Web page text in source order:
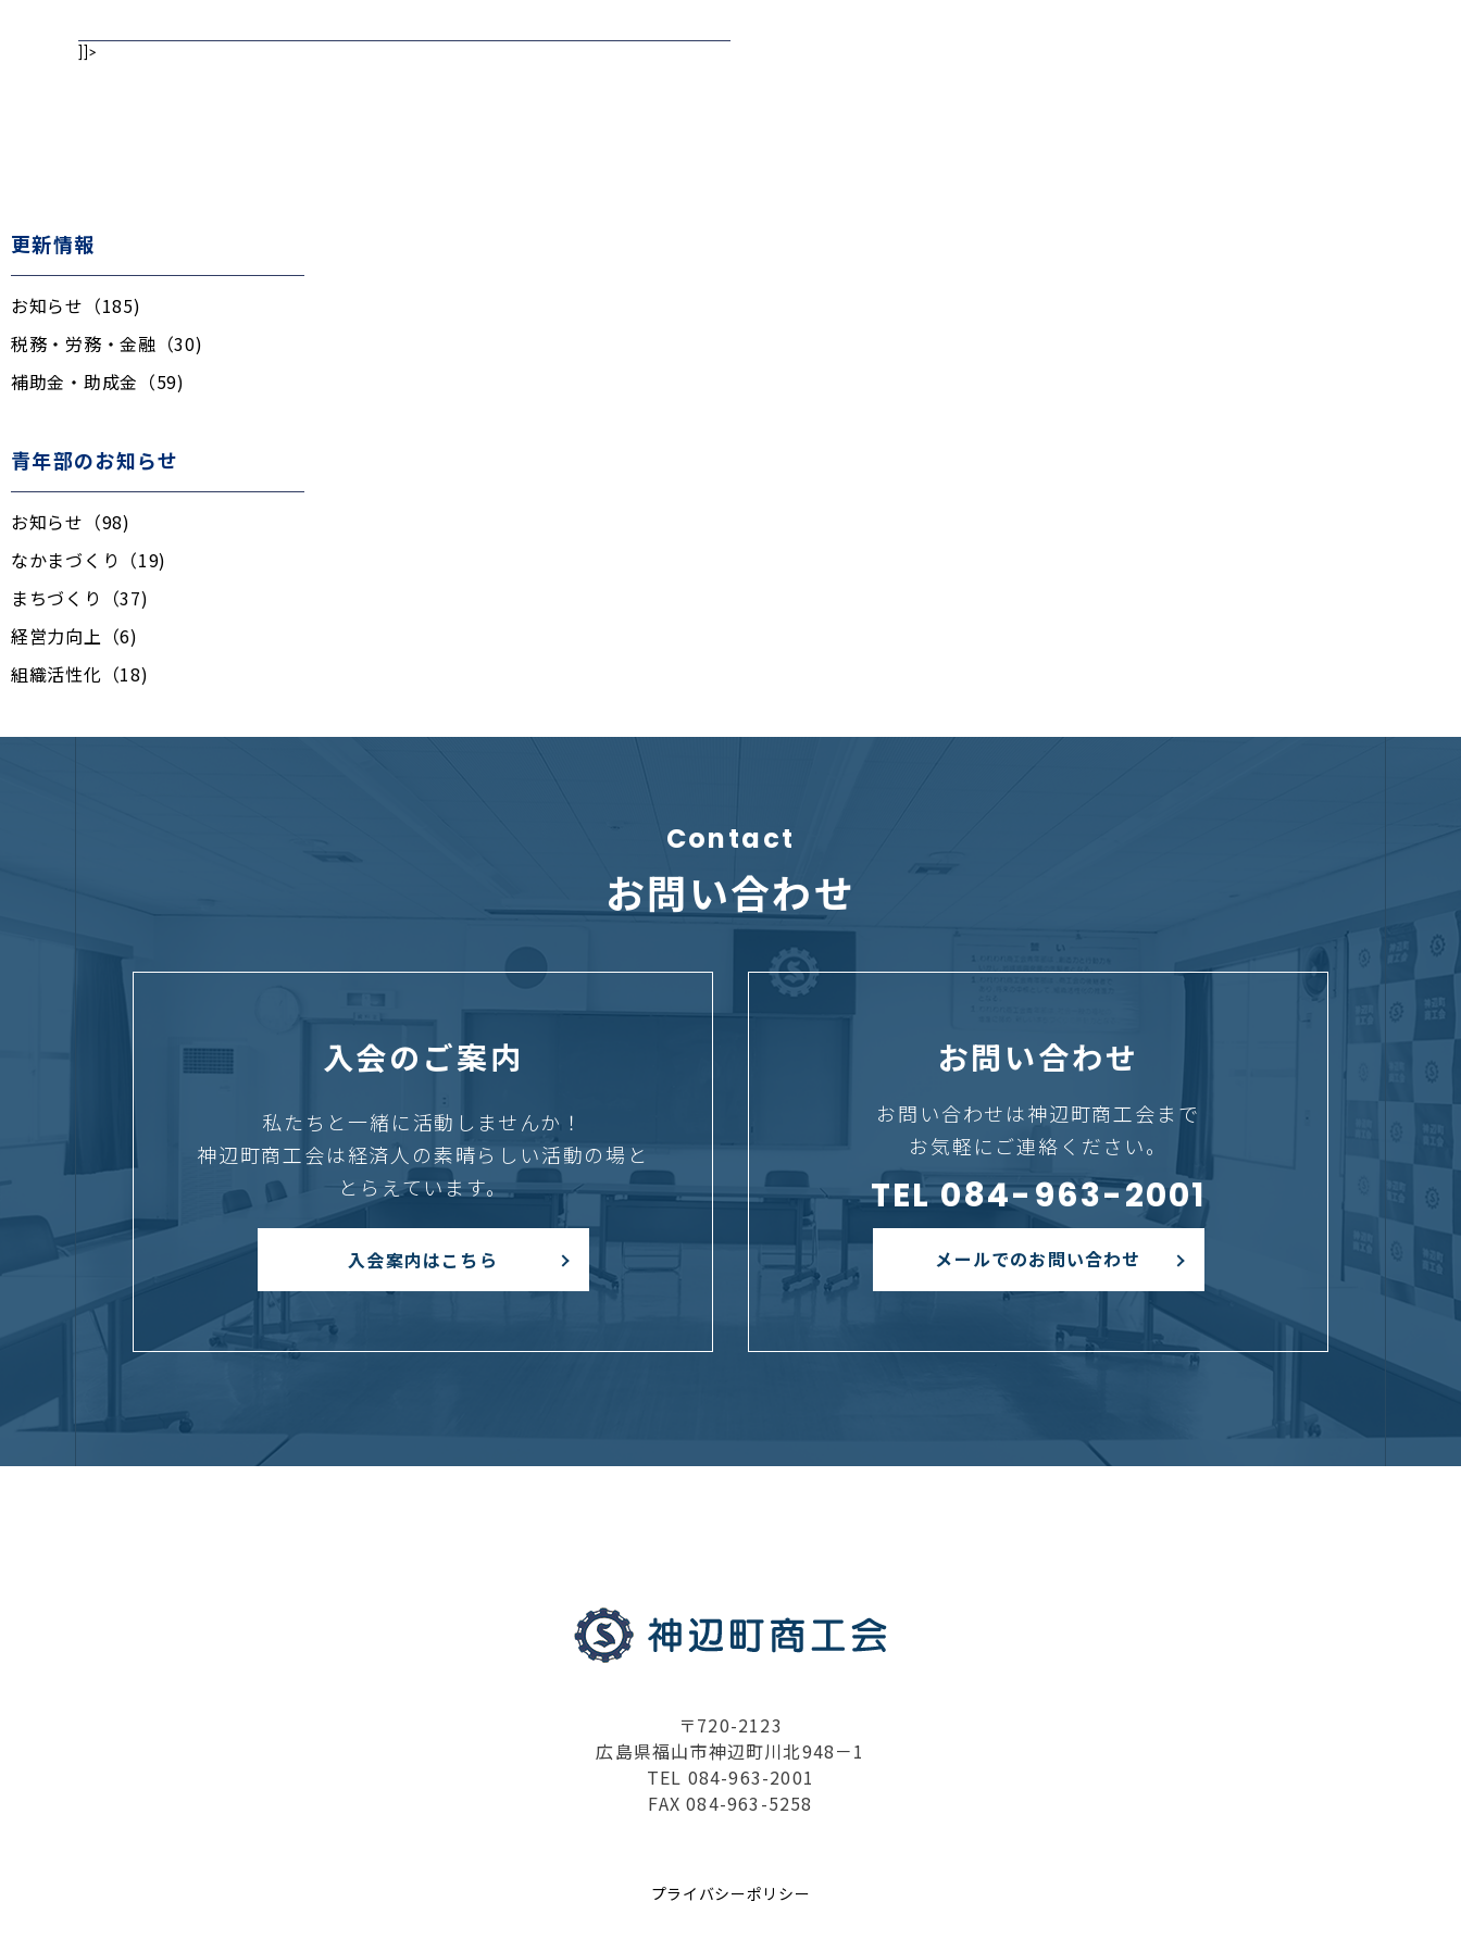
]]>
更新情報
お知らせ（185)
税務・労務・金融（30)
補助金・助成金（59)
青年部のお知らせ
お知らせ（98)
なかまづくり（19)
まちづくり（37)
経営力向上（6)
組織活性化（18)
Contact
お問い合わせ
入会のご案内
私たちと一緒に活動しませんか！
神辺町商工会は経済人の素晴らしい活動の場と
とらえています。
入会案内はこちら
お問い合わせ
お問い合わせは神辺町商工会まで
お気軽にご連絡ください。
TEL 084-963-2001
メールでのお問い合わせ
〒720-2123
広島県福山市神辺町川北948－1
TEL 084-963-2001
FAX 084-963-5258
プライバシーポリシー